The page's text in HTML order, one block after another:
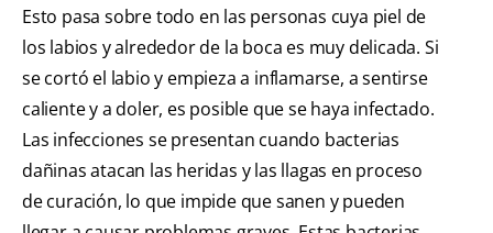
Esto pasa sobre todo en las personas cuya piel de
los labios y alrededor de la boca es muy delicada. Si
se cortó el labio y empieza a inflamarse, a sentirse
caliente y a doler, es posible que se haya infectado.
Las infecciones se presentan cuando bacterias
dañinas atacan las heridas y las llagas en proceso
de curación, lo que impide que sanen y pueden